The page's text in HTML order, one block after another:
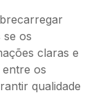
os
claras e
entre os
qualidade